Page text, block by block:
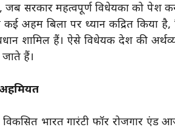
जब सरकार महत्वपूर्ण विधेयकों को पेश
अहम बिलों पर ध्यान केंद्रित किया है,
शामिल हैं। ऐसे विधेयक देश की
हैं।
भारत गारंटी फॉर रोजगार एंड